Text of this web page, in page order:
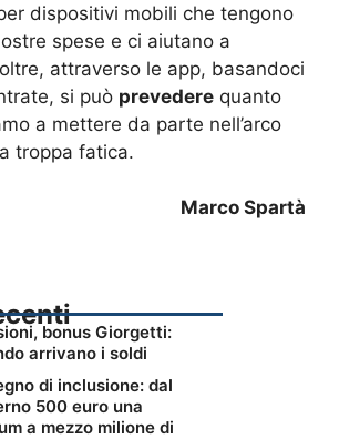
dispositivi mobili che tengono
spese e ci aiutano a
attraverso le app, basandoci
si può prevedere quanto
a mettere da parte nell’arco
troppa fatica.
Marco Spartà
bonus Giorgetti:
arrivano i soldi
di inclusione: dal
500 euro una
a mezzo milione di